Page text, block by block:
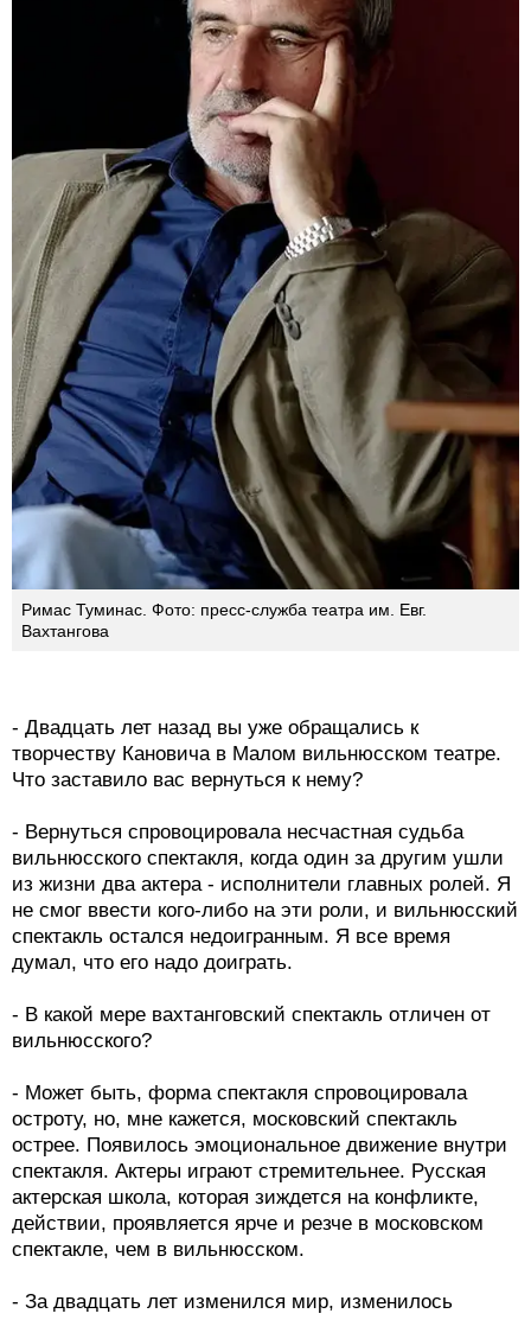
Римас Туминас. Фото: пресс-служба театра им. Евг.
Вахтангова
- Двадцать лет назад вы уже обращались к
творчеству Кановича в Малом вильнюсском театре.
Что заставило вас вернуться к нему?
- Вернуться спровоцировала несчастная судьба
вильнюсского спектакля, когда один за другим ушли
из жизни два актера - исполнители главных ролей. Я
не смог ввести кого-либо на эти роли, и вильнюсский
спектакль остался недоигранным. Я все время
думал, что его надо доиграть.
- В какой мере вахтанговский спектакль отличен от
вильнюсского?
- Может быть, форма спектакля спровоцировала
остроту, но, мне кажется, московский спектакль
острее. Появилось эмоциональное движение внутри
спектакля. Актеры играют стремительнее. Русская
актерская школа, которая зиждется на конфликте,
действии, проявляется ярче и резче в московском
спектакле, чем в вильнюсском.
- За двадцать лет изменился мир, изменилось